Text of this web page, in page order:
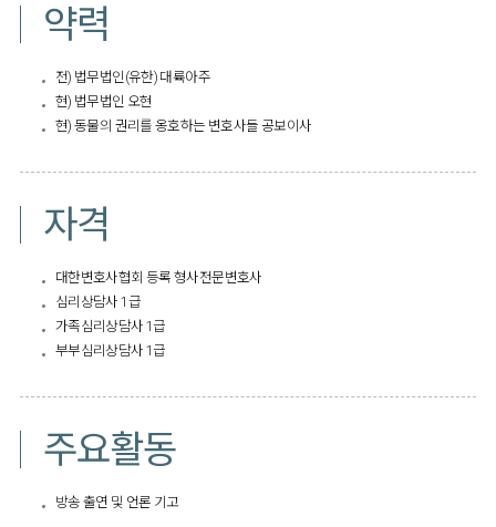
약력
전) 법무법인(유한) 대륙아주
현) 법무법인 오현
현) 동물의 권리를 옹호하는 변호사들 공보이사​
자격
대한변호사협회 등록 형사전문변호사
심리상담사 1급
가족심리상담사 1급
부부심리상담사 1급​
주요활동
방송 출연 및 언론 기고